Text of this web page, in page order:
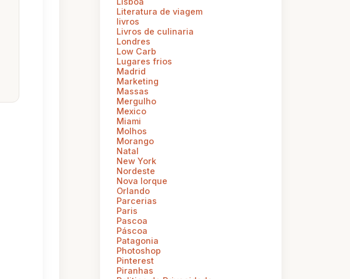
Literatura de viagem
livros
Livros de culinaria
Londres
Low Carb
Lugares frios
Madrid
Marketing
Massas
Mergulho
Mexico
Miami
Molhos
Morango
Natal
New York
Nordeste
Nova Iorque
Orlando
Parcerias
Paris
Pascoa
Páscoa
Patagonia
Photoshop
Pinterest
Piranhas